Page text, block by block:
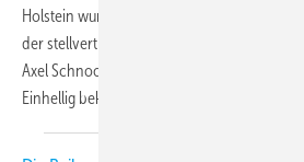
Holstein wurden neue Vorsitzende gewählt:
der stellvertretenden Vorsitzenden
Axel Schnoor mit Thorben Koll als
Einhellig bekräftigte man,